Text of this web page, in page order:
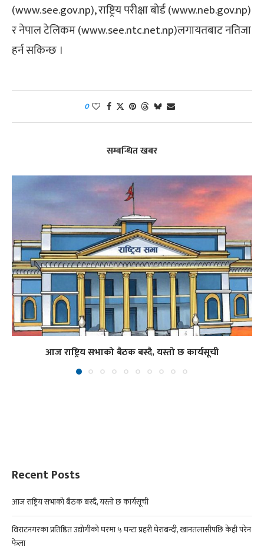
(www.see.gov.np), राष्ट्रिय परीक्षा बोर्ड (www.neb.gov.np)
र नेपाल टेलिकम (www.see.ntc.net.np)लगायतबाट नतिजा
हर्न सकिन्छ ।
0
सम्बन्धित खबर
आज राष्ट्रिय सभाको बैठक बस्दै, यस्तो छ कार्यसूची
Recent Posts
आज राष्ट्रिय सभाको बैठक बस्दै, यस्तो छ कार्यसूची
विराटनगरका प्रतिष्ठित उद्योगीको घरमा ५ घन्टा प्रहरी घेराबन्दी, खानतलासीपछि केही परेन
फेला